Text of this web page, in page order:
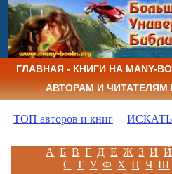
ГЛАВНАЯ - КНИГИ НА MANY-
АВТОРАМ И ЧИТАТЕЛЯМ
ТОП авторов и книг
А Б В Г Д Е Ж З И Й
С Т У Ф Х Ц Ч Ш